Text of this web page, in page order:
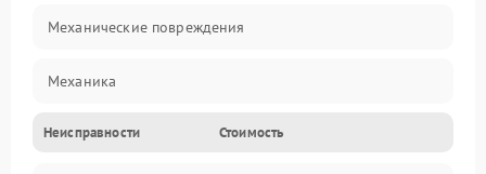
Механические повреждения
Механика
Электропитание
Неисправности Стоимость